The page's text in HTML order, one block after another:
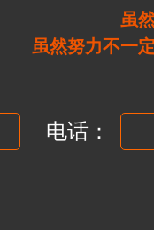
虽
虽然努力不一
电话：